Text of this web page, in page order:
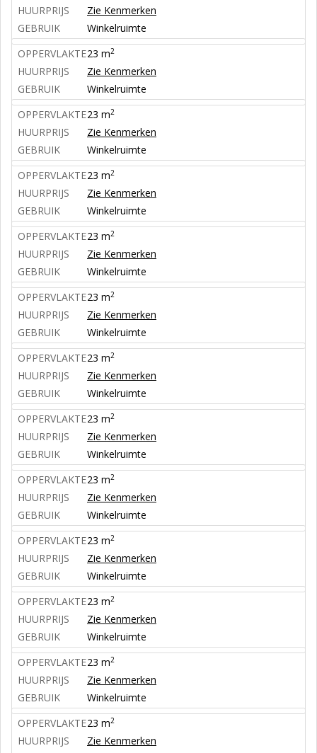
HUURPRIJS
Zie Kenmerken
GEBRUIK
Winkelruimte
OPPERVLAKTE23 m2
HUURPRIJS
Zie Kenmerken
GEBRUIK
Winkelruimte
OPPERVLAKTE23 m2
HUURPRIJS
Zie Kenmerken
GEBRUIK
Winkelruimte
OPPERVLAKTE23 m2
HUURPRIJS
Zie Kenmerken
GEBRUIK
Winkelruimte
OPPERVLAKTE23 m2
HUURPRIJS
Zie Kenmerken
GEBRUIK
Winkelruimte
OPPERVLAKTE23 m2
HUURPRIJS
Zie Kenmerken
GEBRUIK
Winkelruimte
OPPERVLAKTE23 m2
HUURPRIJS
Zie Kenmerken
GEBRUIK
Winkelruimte
OPPERVLAKTE23 m2
HUURPRIJS
Zie Kenmerken
GEBRUIK
Winkelruimte
OPPERVLAKTE23 m2
HUURPRIJS
Zie Kenmerken
GEBRUIK
Winkelruimte
OPPERVLAKTE23 m2
HUURPRIJS
Zie Kenmerken
GEBRUIK
Winkelruimte
OPPERVLAKTE23 m2
HUURPRIJS
Zie Kenmerken
GEBRUIK
Winkelruimte
OPPERVLAKTE23 m2
HUURPRIJS
Zie Kenmerken
GEBRUIK
Winkelruimte
OPPERVLAKTE23 m2
HUURPRIJS
Zie Kenmerken